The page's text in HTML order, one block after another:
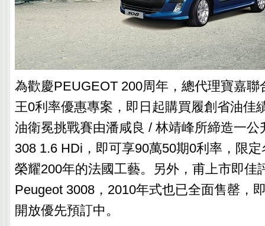
為歡慶PEUGEOT 200周年，總代理寶嘉聯
王0利率優惠專案，即日起購買履創省油佳
油衛冕挑戰賽由潘咸良 / 林靖峰所締造一公
308 1.6 HDi，即可享90萬50期0利率，限
榮耀200年的法國工藝。另外，甫上市即佳
Peugeot 3008，2010年式也已全面售罄，
開放優先預訂中。